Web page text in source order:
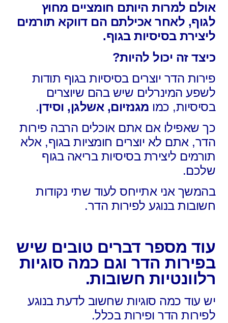
אולם למרות היותם חומציים מחוץ
לגוף, לאחר אכילתם הם דווקא תורמים
ליצירת בסיסיות בגוף.
כיצד זה יכול להיות?
פירות הדר יוצרים בסיסיות בגוף תודות
לשפע המינרלים שיש בהם שיוצרים
בסיסיות, כמו מגנזיום, אשלגן, וסידן.
כך שאפילו אם אתם אוכלים הרבה פירות
הדר, אתם לא יוצרים חומציות בגוף, אלא
תורמים ליצירת בסיסיות בריאה בגוף
שלכם.
בהמשך אני אתייחס לעוד שתי נקודות
חשובות בנוגע לפירות הדר.
עוד מספר דברים טובים שיש
בפירות הדר וגם כמה סוגיות
רלוונטיות חשובות.
יש עוד כמה סוגיות שחשוב לדעת בנוגע
לפירות הדר ופירות בכלל.